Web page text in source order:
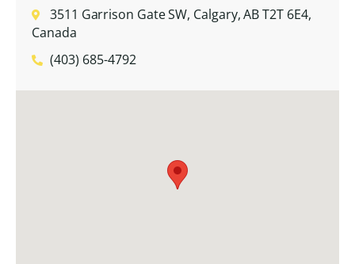
3511 Garrison Gate SW, Calgary, AB T2T 6E4,
Canada
(403) 685-4792